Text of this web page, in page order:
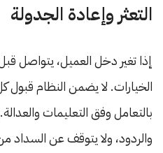
التعثر وإعادة الجدولة
إذا تغير دخل العميل، يتواصل
الخيارات. لا يضمن النظام
بالتعامل وفق التعليمات
والردود، ولا يتوقف عن السداد